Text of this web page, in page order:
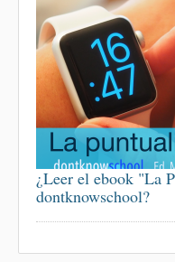
¿Leer el ebook "La
dontknowschool?